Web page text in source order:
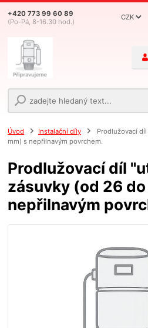
CZK
+420 773 99 60 89
(Po-Pá, 8-16.30 hod.)
Úvod Instalační díly
Prodlužovací
mm) s nepřilnavým povrchem.
Prodlužovací díl
zásuvky (od 26
nepřilnavým